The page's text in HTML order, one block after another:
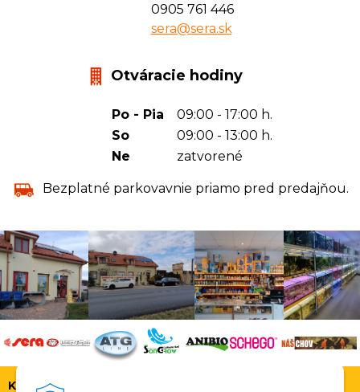
0905 761 446
sera@sera.sk
Otváracie hodiny
Po - Pia
09:00 - 17:00 h.
So
09:00 - 13:00 h.
Ne
zatvorené
Bezplatné parkovavnie priamo pred predajňou.
KONTAKT